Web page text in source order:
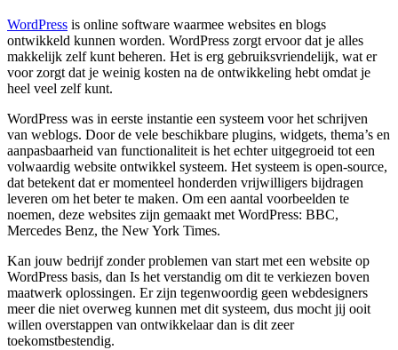
WordPress is online software waarmee websites en blogs
ontwikkeld kunnen worden. WordPress zorgt ervoor dat je alles
makkelijk zelf kunt beheren. Het is erg gebruiksvriendelijk, wat er
voor zorgt dat je weinig kosten na de ontwikkeling hebt omdat je
heel veel zelf kunt.
WordPress was in eerste instantie een systeem voor het schrijven
van weblogs. Door de vele beschikbare plugins, widgets, thema’s en
aanpasbaarheid van functionaliteit is het echter uitgegroeid tot een
volwaardig website ontwikkel systeem. Het systeem is open-source,
dat betekent dat er momenteel honderden vrijwilligers bijdragen
leveren om het beter te maken. Om een aantal voorbeelden te
noemen, deze websites zijn gemaakt met WordPress: BBC,
Mercedes Benz, the New York Times.
Kan jouw bedrijf zonder problemen van start met een website op
WordPress basis, dan Is het verstandig om dit te verkiezen boven
maatwerk oplossingen. Er zijn tegenwoordig geen webdesigners
meer die niet overweg kunnen met dit systeem, dus mocht jij ooit
willen overstappen van ontwikkelaar dan is dit zeer
toekomstbestendig.